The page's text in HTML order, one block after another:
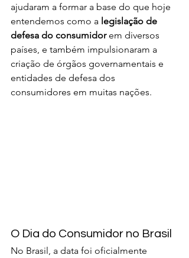
ajudaram a formar a base do que hoje
entendemos como a legislação de
defesa do consumidor em diversos
países, e também impulsionaram a
criação de órgãos governamentais e
entidades de defesa dos
consumidores em muitas nações.
O Dia do Consumidor no Brasil
No Brasil, a data foi oficialmente